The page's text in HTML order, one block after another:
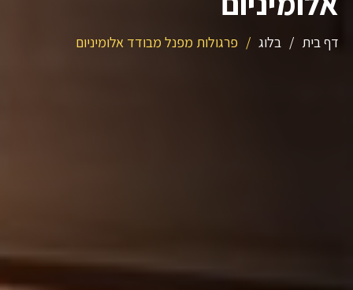
דף בית / בלוג / פרגולות מפנל מבודד אלומיניום